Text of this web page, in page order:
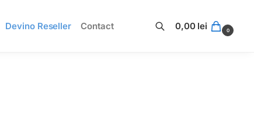
Devino Reseller Contact 0,00 lei 0